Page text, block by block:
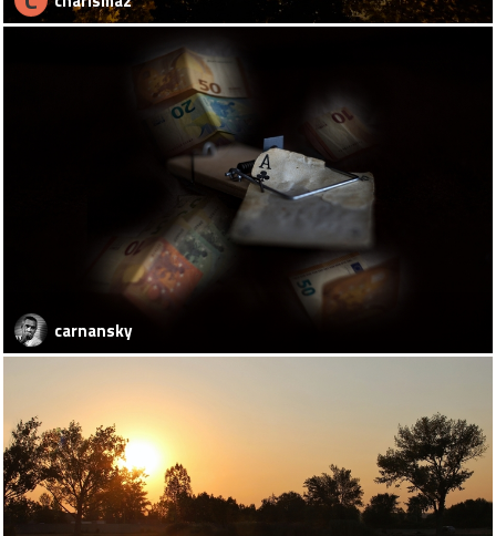
carnansky